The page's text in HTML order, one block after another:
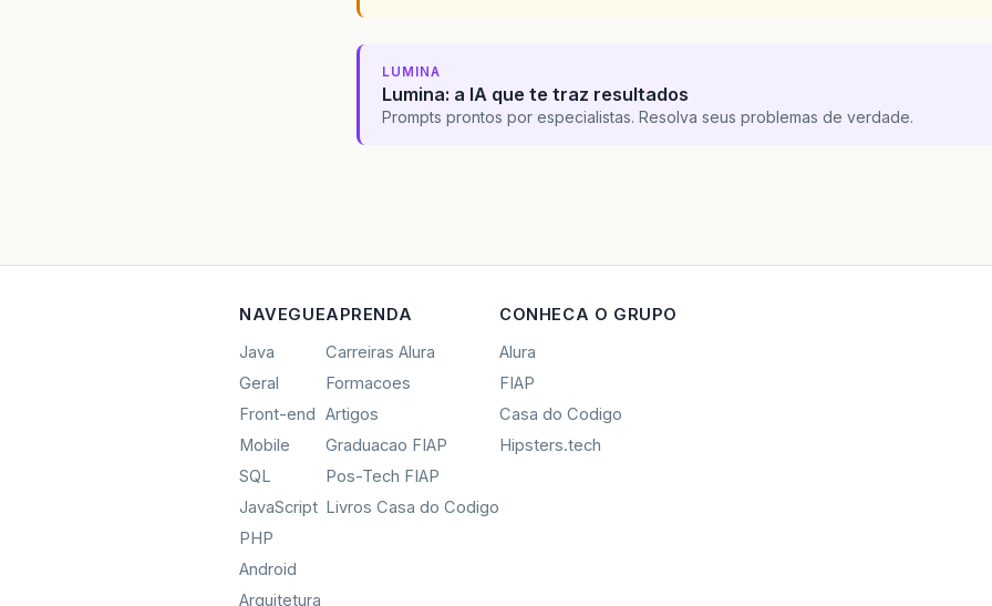
LUMINA
Lumina: a IA que te traz resultados
Prompts prontos por especialistas. Resolva seus problemas de verdade.
NAVEGUE
Java
Geral
Front-end
Mobile
SQL
JavaScript
PHP
Android
Arquitetura
APRENDA
Carreiras Alura
Formacoes
Artigos
Graduacao FIAP
Pos-Tech FIAP
Livros Casa do Codigo
CONHECA O GRUPO
Alura
FIAP
Casa do Codigo
Hipsters.tech